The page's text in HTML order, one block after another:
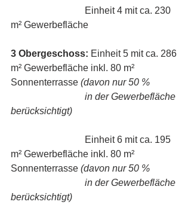
m² Gewerbefläche
3 Obergeschoss: Einheit 5 mit ca. 286
m² Gewerbefläche inkl. 80 m²
Sonnenterrasse (davon nur 50 %
berücksichtigt)
m² Gewerbefläche inkl. 80 m²
Sonnenterrasse (davon nur 50 %
berücksichtigt)